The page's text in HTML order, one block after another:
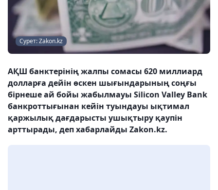
Сурет: Zakon.kz
АҚШ банктерінің жалпы сомасы 620 миллиард
долларға дейін өскен шығындарының соңғы
бірнеше ай бойы жабылмауы Silicon Valley Bank
банкроттығынан кейін туындауы ықтимал
қаржылық дағдарысты ушықтыру қаупін
арттырады, деп хабарлайды Zakon.kz.